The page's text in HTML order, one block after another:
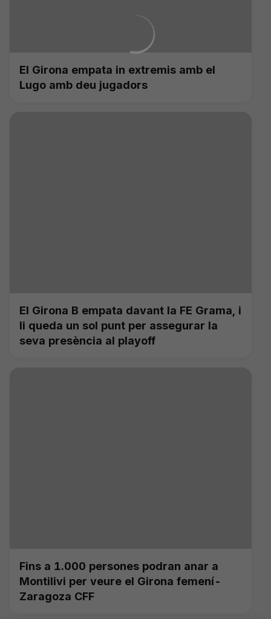
El Girona empata in extremis amb el
Lugo amb deu jugadors
El Girona B empata davant la FE Grama, i
li queda un sol punt per assegurar la
seva presència al playoff
Fins a 1.000 persones podran anar a
Montilivi per veure el Girona femení-
Zaragoza CFF